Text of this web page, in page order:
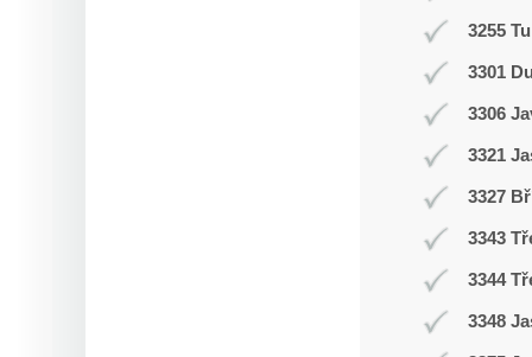
3255
3301
3306
3321
3327
3343
3344
3348